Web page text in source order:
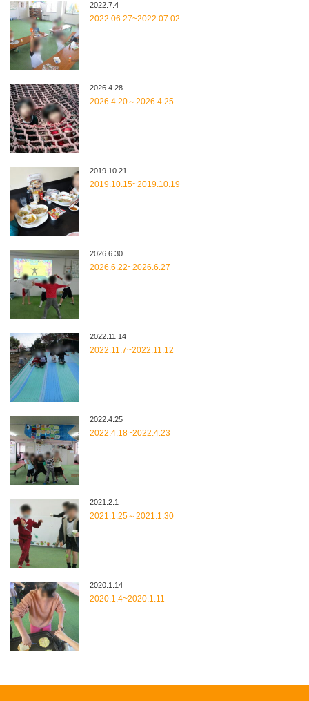
2022.7.4
2022.06.27~2022.07.02
2026.4.28
2026.4.20～2026.4.25
2019.10.21
2019.10.15~2019.10.19
2026.6.30
2026.6.22~2026.6.27
2022.11.14
2022.11.7~2022.11.12
2022.4.25
2022.4.18~2022.4.23
2021.2.1
2021.1.25～2021.1.30
2020.1.14
2020.1.4~2020.1.11